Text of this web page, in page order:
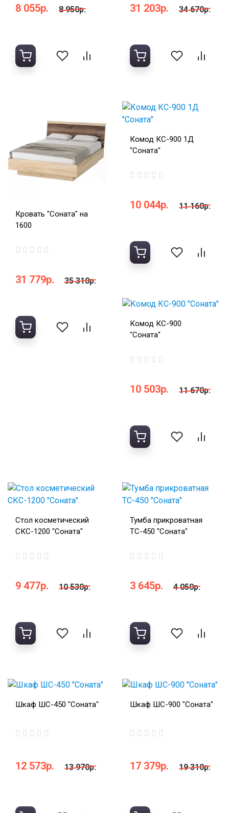
8 055р. 8 950р. 31 203р. 34 670р.
Кровать "Соната" на
1600
31 779р. 35 310р.
Комод КС-900 1Д
"Соната"
10 044р. 11 160р.
Комод КС-900
"Соната"
10 503р. 11 670р.
Стол косметический
СКС-1200 "Соната"
9 477р. 10 530р.
Тумба прикроватная
ТС-450 "Соната"
3 645р. 4 050р.
Шкаф ШС-450 "Соната"
12 573р. 13 970р.
Шкаф ШС-900 "Соната"
17 379р. 19 310р.